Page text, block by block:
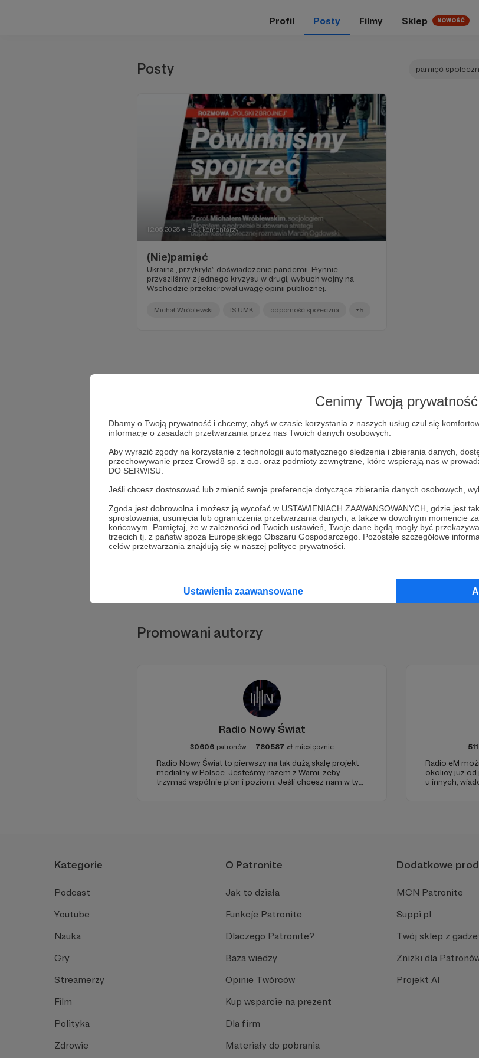
Cenimy Twoją prywatność
Dbamy o Twoją prywatność i chcemy, abyś w czasie korzystania z naszych usług czuł się
informacje o zasadach przetwarzania przez nas Twoich danych osobowych.
Aby wyrazić zgody na korzystanie z technologii automatycznego śledzenia i zbierania danych,
przechowywanie przez Crowd8 sp. z o.o. oraz podmioty zewnętrzne, które wspierają nas w
DO SERWISU.
Jeśli chcesz dostosować lub zmienić swoje preferencje dotyczące zbierania danych osobowych,
Zgoda jest dobrowolna i możesz ją wycofać w USTAWIENIACH ZAAWANSOWANYCH, gdzie jest
sprostowania, usunięcia lub ograniczenia przetwarzania danych, a także w dowolnym momencie
końcowym. Pamiętaj, że w zależności od Twoich ustawień, Twoje dane będą mogły być
trzecich tj. z państw spoza Europejskiego Obszaru Gospodarczego. Pozostałe szczegółowe
celów przetwarzania znajdują się w naszej polityce prywatności.
Ustawienia zaawansowane
Profil Posty Filmy Sklep NOWOŚĆ
Posty pamięć
12.05.2025 ● Brak komentarzy
(Nie)pamięć
Ukraina „przykryła” doświadczenie pandemii. Płynnie
przyszliśmy z jednego kryzysu w drugi, wybuch wojny na
Wschodzie przekierował uwagę opinii publicznej.
Michał Wróblewski IS UMK odporność społeczna +5
Dołącz do grona
Wesprzyj działalność AutoraMarcin Ogdowski
Promowani autorzy
Radio Nowy Świat
30606 patronów 780587 zł miesięcznie
Radio Nowy Świat to pierwszy na tak dużą skalę projekt
medialny w Polsce. Jesteśmy razem z Wami, żeby
trzymać wspólnie pion i poziom. Jeśli chcesz nam w tym
511
Radio eM
okolicy już od
u innych,
Kategorie
Podcast
Youtube
Nauka
Gry
Streamerzy
Film
Polityka
Zdrowie
O Patronite
Jak to działa
Funkcje Patronite
Dlaczego Patronite?
Baza wiedzy
Opinie Twórców
Kup wsparcie na prezent
Dla firm
Materiały do pobrania
Dodatkowe
MCN Patronite
Suppi.pl
Twój sklep z
Zniżki dla
Projekt AI